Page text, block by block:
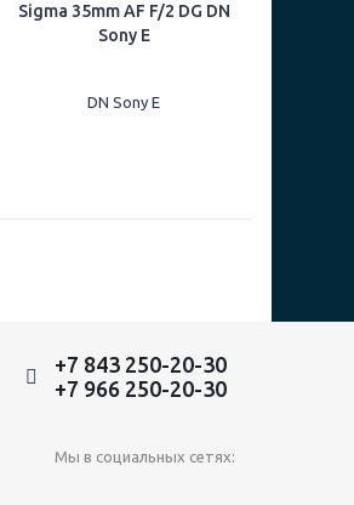
Sigma 35mm AF F/2 DG DN
Sony E
+7 843 250-20-30
+7 966 250-20-30
Мы в социальных сетях: